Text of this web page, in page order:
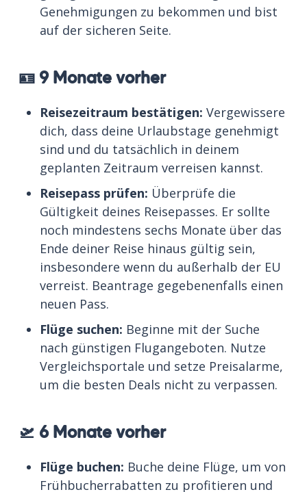
Genehmigungen zu bekommen und bist
auf der sicheren Seite.
🪪 9 Monate vorher
Reisezeitraum bestätigen: Vergewissere
dich, dass deine Urlaubstage genehmigt
sind und du tatsächlich in deinem
geplanten Zeitraum verreisen kannst.
Reisepass prüfen: Überprüfe die
Gültigkeit deines Reisepasses. Er sollte
noch mindestens sechs Monate über das
Ende deiner Reise hinaus gültig sein,
insbesondere wenn du außerhalb der EU
verreist. Beantrage gegebenenfalls einen
neuen Pass.
Flüge suchen: Beginne mit der Suche
nach günstigen Flugangeboten. Nutze
Vergleichsportale und setze Preisalarme,
um die besten Deals nicht zu verpassen.
🛫 6 Monate vorher
Flüge buchen: Buche deine Flüge, um von
Frühbucherrabatten zu profitieren und